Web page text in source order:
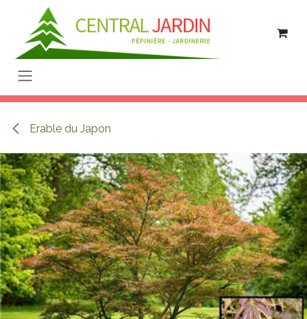
Se rendre au contenu
Erable du Japon